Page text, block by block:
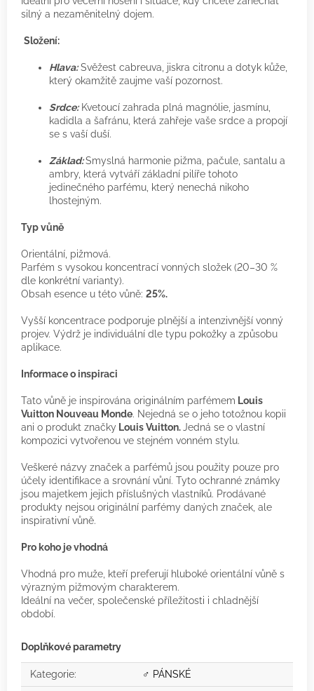
silný a nezaměnitelný dojem.
Složení:
Hlava:Svěžest cabreuva, jiskra citronu a dotyk kůže,
který okamžitě zaujme vaší pozornost.
Srdce:Kvetoucí zahrada plná magnólie, jasmínu,
kadidla a šafránu, která zahřeje vaše srdce a propojí
se s vaší duší.
Základ:Smyslná harmonie pižma, pačule, santalu a
ambry, která vytváří základní pilíře tohoto
jedinečného parfému, který nenechá nikoho
lhostejným.
Typ vůně
Orientální, pižmová.
Parfém s vysokou koncentrací vonných složek (20–30 %
dle konkrétní varianty).
Obsah esence u této vůně: 25%.
Vyšší koncentrace podporuje plnější a intenzivnější vonný
projev. Výdrž je individuální dle typu pokožky a způsobu
aplikace.
Informace o inspiraci
Tato vůně je inspirována originálním parfémem Louis
Vuitton Nouveau Monde. Nejedná se o jeho totožnou kopii
ani o produkt značky Louis Vuitton.Jedná se o vlastní
kompozici vytvořenou ve stejném vonném stylu.
Veškeré názvy značek a parfémů jsou použity pouze pro
účely identifikace a srovnání vůní. Tyto ochranné známky
jsou majetkem jejich příslušných vlastníků. Prodávané
produkty nejsou originální parfémy daných značek, ale
inspirativní vůně.
Pro koho je vhodná
Vhodná pro muže, kteří preferují hluboké orientální vůně s
výrazným pižmovým charakterem.
Ideální na večer, společenské příležitosti i chladnější
období.
Doplňkové parametry
Kategorie: ♂ PÁNSKÉ